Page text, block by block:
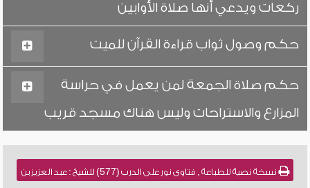
ركعات ويدعي أنها صلاة الأوابين
حكم وصول ثواب قراءة القرآن للميت
حكم صلاة الجمعة لمن يعمل في حراسة
المزارع والاستراحات وليس هناك مسجد قريب
نسخة نصية للطباعة , فتاوى نور على الدرب (577) للشيخ : عبد العزيز بن